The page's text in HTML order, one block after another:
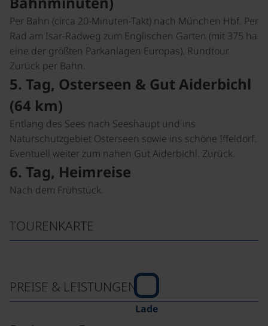
Per Bahn (circa 20-Minuten-Takt) nach München Hbf. Per
Rad am Isar-Radweg zum Englischen Garten (mit 375 ha
eine der größten Parkanlagen Europas). Rundtour.
Zurück per Bahn.
5. Tag, Osterseen & Gut Aiderbichl
(64 km)
Entlang des Sees nach Seeshaupt und ins
Naturschutzgebiet Osterseen sowie ins schöne Iffeldorf.
Eventuell weiter zum nahen Gut Aiderbichl. Zurück.
6. Tag, Heimreise
Nach dem Frühstück.
TOURENKARTE
Lade
PREISE & LEISTUNGEN